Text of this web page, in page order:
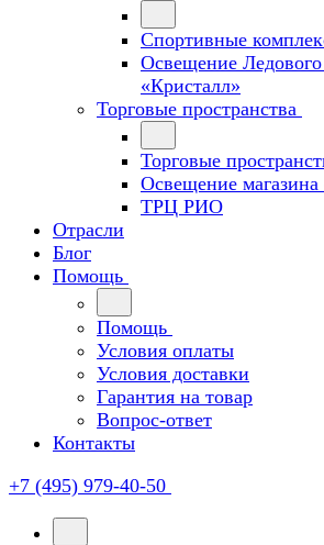
Спортивные
Освещение
«Кристалл»
Торговые пространства
Торговые
Освещение магазина
ТРЦ РИО
Отрасли
Блог
Помощь
Помощь
Условия оплаты
Условия доставки
Гарантия на товар
Вопрос-ответ
Контакты
+7 (495) 979-40-50